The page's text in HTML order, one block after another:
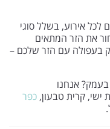
לכל אירוע, בשלל סוגי
את הזר המתאים
בעפולה עם הזר שלכם –
אנחנו
ישי, קרית טבעון, כפר